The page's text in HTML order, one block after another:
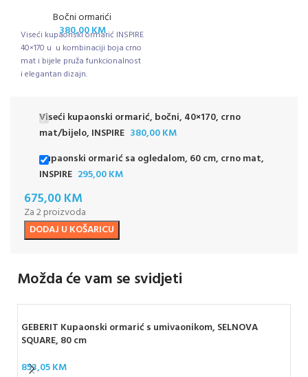
Bočni ormarići
380,00KM
Viseći kupaonski ormarić INSPIRE
40×170 u u kombinaciji boja crno
mat i bijele pruža funkcionalnost
i elegantan dizajn.
Viseći kupaonski ormarić, bočni, 40×170, crno
mat/bijelo, INSPIRE 380,00KM
Kupaonski ormarić sa ogledalom, 60 cm, crno mat,
INSPIRE 295,00KM
675,00KM
Za 2 proizvoda
DODAJ U KOŠARICU
Možda će vam se svidjeti
GEBERIT Kupaonski ormarić s umivaonikom, SELNOVA
SQUARE, 80 cm
853,05KM